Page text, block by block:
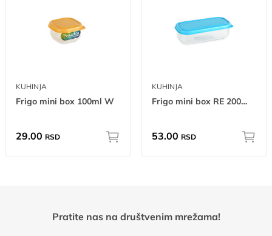
KUHINJA
Frigo mini box 100ml W
29.00 RSD
KUHINJA
Frigo mini box RE 200ml W
53.00 RSD
Pratite nas na društvenim mrežama!